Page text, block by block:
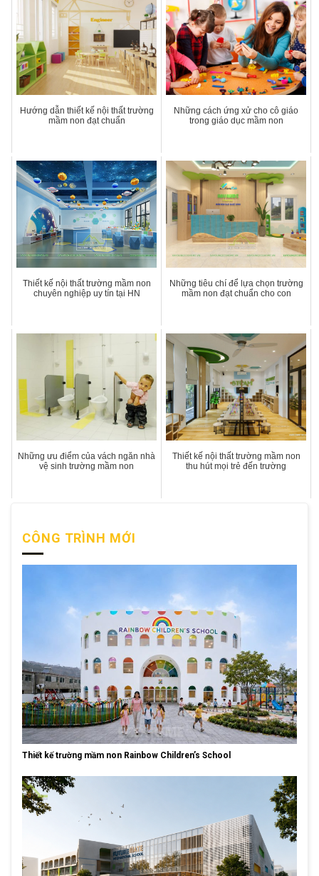
Hướng dẫn thiết kế nội thất trường
mầm non đạt chuẩn
Những cách ứng xử cho cô giáo
trong giáo dục mầm non
Thiết kế nội thất trường mầm non
chuyên nghiệp uy tín tại HN
Những tiêu chí để lựa chọn trường
mầm non đạt chuẩn cho con
Những ưu điểm của vách ngăn nhà
vệ sinh trường mầm non
Thiết kế nội thất trường mầm non
thu hút mọi trẻ đến trường
CÔNG TRÌNH MỚI
Thiết kế trường mầm non Rainbow Children’s School